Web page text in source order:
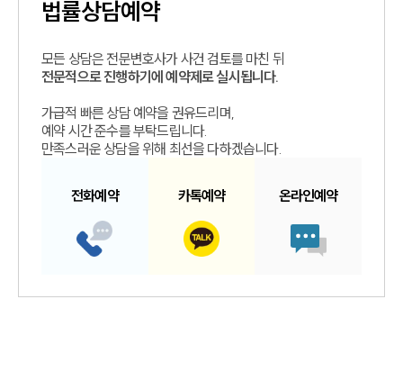
법률상담예약
모든 상담은 전문변호사가 사건 검토를 마친 뒤
전문적으로 진행하기에 예약제로 실시됩니다.
가급적 빠른 상담 예약을 권유드리며,
예약 시간 준수를 부탁드립니다.
만족스러운 상담을 위해 최선을 다하겠습니다.
전화예약 카톡예약 온라인예약